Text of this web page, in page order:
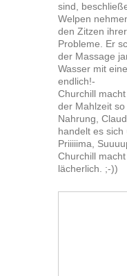
sind,
Welpen
den Zitzen
Probleme. Er
der Massage
Wasser mit
endlich!-
Churchill
der Mahlzeit
Nahrung,
handelt es
Priiiiima,
Churchill
lächerlich. ;-))